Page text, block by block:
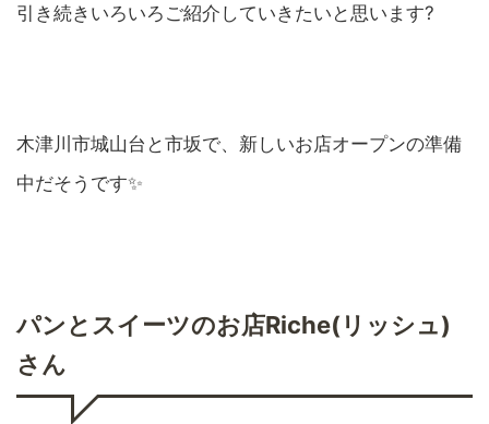
引き続きいろいろご紹介していきたいと思います?
木津川市城山台と市坂で、新しいお店オープンの準備
中だそうです✨
パンとスイーツのお店Riche(リッシュ)
さん